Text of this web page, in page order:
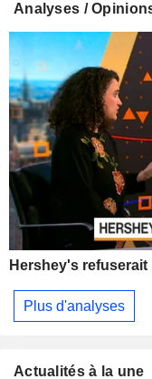
Analyses /
Hershey's
Plus d'analyses
Actualités à la une